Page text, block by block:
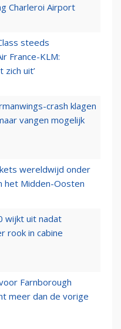
Charleroi Airport
steeds
France-KLM:
zich uit’
crash klagen
vangen mogelijk
wereldwijd onder
het Midden-Oosten
wijkt uit nadat
rook in cabine
Farnborough
meer dan de vorige